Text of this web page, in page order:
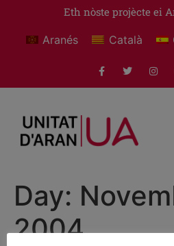
Eth nòste projècte ei
Aranés Català
Day:
2004